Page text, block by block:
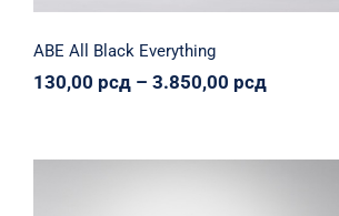
130,00 рсд
ABE All Black Everything
130,00 рсд – 3.850,00 рсдRaspon